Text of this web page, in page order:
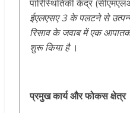
पारिस्थितिकी केंद्र
ईएलएसए 3 के पलटने से
रिसाव के जवाब में एक
शुरू किया है ।
प्रमुख कार्य और फोकस क्षेत्र